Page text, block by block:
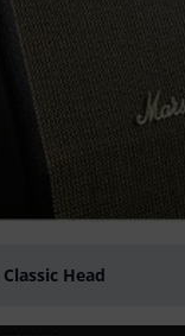
Head